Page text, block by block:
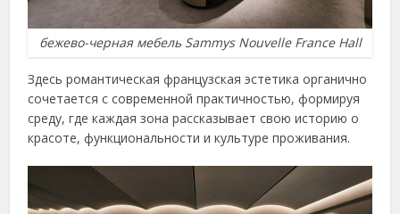
бежево-черная мебель Sammys Nouvelle France Hall
Здесь романтическая французская эстетика органично
сочетается с современной практичностью, формируя
среду, где каждая зона рассказывает свою историю о
красоте, функциональности и культуре проживания.